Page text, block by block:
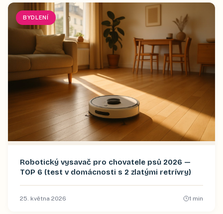
BYDLENÍ
Robotický vysavač pro chovatele psů 2026 —
TOP 6 (test v domácnosti s 2 zlatými retrívry)
25. května 2026 1 min